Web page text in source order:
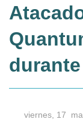
viernes, 17